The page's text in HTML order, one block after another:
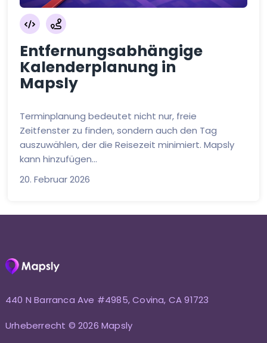
Entfernungsabhängige
Kalenderplanung in
Mapsly
Terminplanung bedeutet nicht nur, freie
Zeitfenster zu finden, sondern auch den Tag
auszuwählen, der die Reisezeit minimiert. Mapsly
kann hinzufügen...
20. Februar 2026
440 N Barranca Ave #4985, Covina, CA 91723
Urheberrecht © 2026 Mapsly